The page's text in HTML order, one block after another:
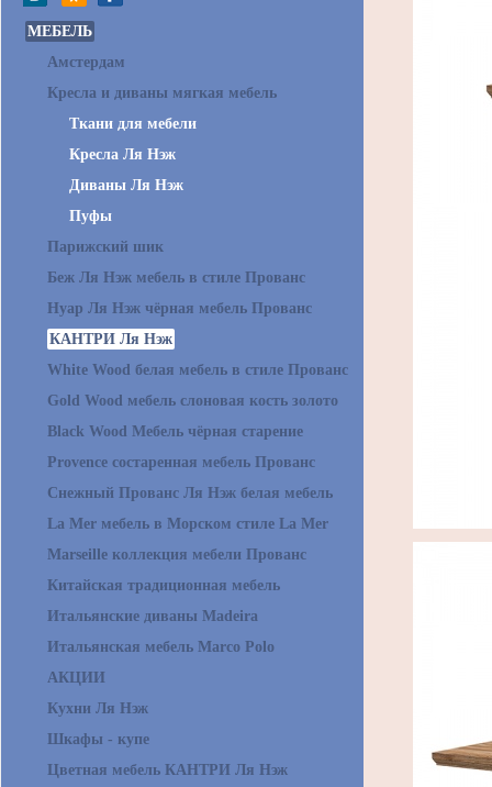
МЕБЕЛЬ
Амстердам
Кресла и диваны мягкая мебель
Ткани для мебели
Кресла Ля Нэж
Диваны Ля Нэж
Пуфы
Парижский шик
Беж Ля Нэж мебель в стиле Прованс
Нуар Ля Нэж чёрная мебель Прованс
КАНТРИ Ля Нэж
White Wood белая мебель в стиле Прованс
Gold Wood мебель слоновая кость золото
Black Wood Мебель чёрная старение
Provence состаренная мебель Прованс
Снежный Прованс Ля Нэж белая мебель
La Mer мебель в Морском стиле La Mer
Marseille коллекция мебели Прованс
Китайская традиционная мебель
Итальянские диваны Madeira
Итальянская мебель Marco Polo
АКЦИИ
Кухни Ля Нэж
Шкафы - купе
Цветная мебель КАНТРИ Ля Нэж